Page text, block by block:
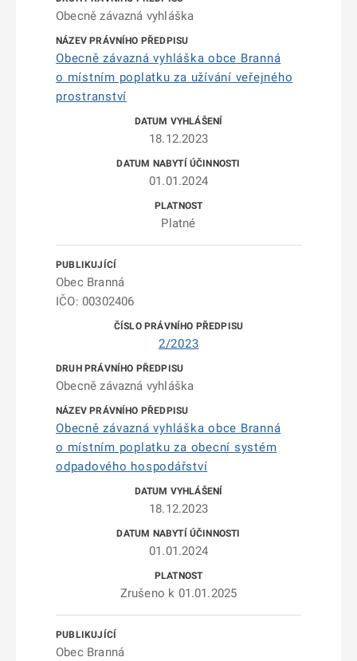
Obecně závazná vyhláška
Obecně závazná vyhláška obce Branná
o místním poplatku za užívání veřejného
prostranství
18.12.2023
01.01.2024
Platné
Obec Branná
IČO: 00302406
2/2023
Obecně závazná vyhláška
Obecně závazná vyhláška obce Branná
o místním poplatku za obecní systém
odpadového hospodářství
18.12.2023
01.01.2024
Zrušeno k 01.01.2025
Obec Branná